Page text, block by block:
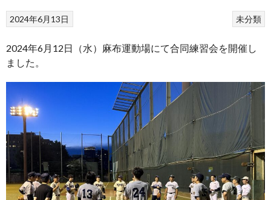
未分類
2024年6月13日
2024年6月12日（水）麻布運動場にて合同練習会を開催し
ました。